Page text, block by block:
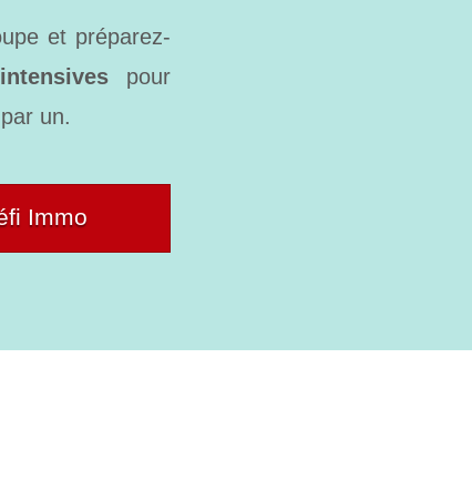
et préparez-
pour
un.
Immo